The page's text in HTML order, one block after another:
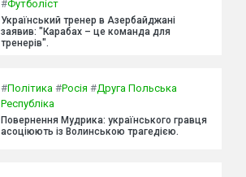
#Футболіст
Український тренер в Азербайджані
заявив: "Карабах – це команда для
тренерів".
#Політика #Росія #Друга Польська
Республіка
Повернення Мудрика: українського гравця
асоціюють із Волинською трагедією.